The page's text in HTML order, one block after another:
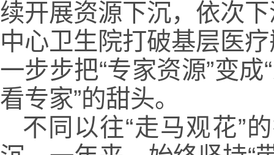
续开展资源下沉，依次
中心卫生院打破基层医
一步步把“专家资源”变
看专家”的甜头。
不同以往“走马观花”